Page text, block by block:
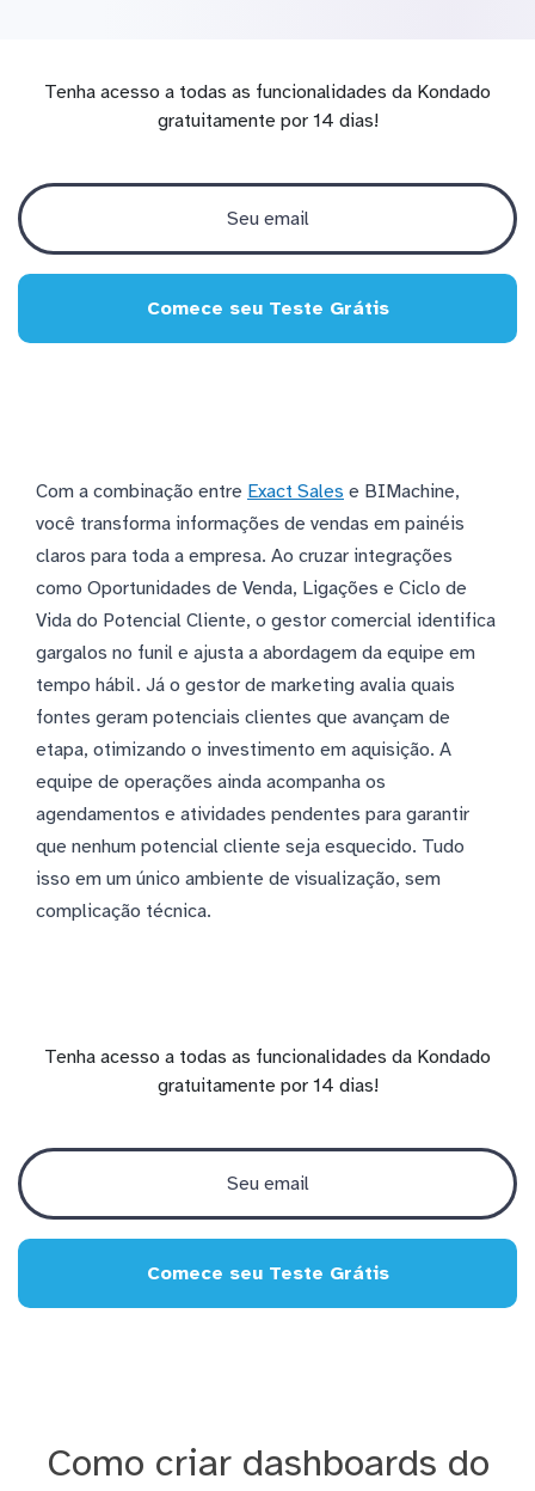
Tenha acesso a todas as funcionalidades da Kondado
gratuitamente por 14 dias!
Comece seu Teste Grátis
Com a combinação entre Exact Sales e BIMachine,
você transforma informações de vendas em painéis
claros para toda a empresa. Ao cruzar integrações
como Oportunidades de Venda, Ligações e Ciclo de
Vida do Potencial Cliente, o gestor comercial identifica
gargalos no funil e ajusta a abordagem da equipe em
tempo hábil. Já o gestor de marketing avalia quais
fontes geram potenciais clientes que avançam de
etapa, otimizando o investimento em aquisição. A
equipe de operações ainda acompanha os
agendamentos e atividades pendentes para garantir
que nenhum potencial cliente seja esquecido. Tudo
isso em um único ambiente de visualização, sem
complicação técnica.
Tenha acesso a todas as funcionalidades da Kondado
gratuitamente por 14 dias!
Comece seu Teste Grátis
Como criar dashboards do